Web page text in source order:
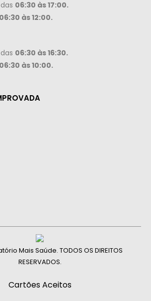
06:30 às 17:00.
06:30 às 12:00.
06:30 às 16:30.
06:30 às 10:00.
Mais Saúde. TODOS OS DIREITOS
RESERVADOS.
Cartões Aceitos